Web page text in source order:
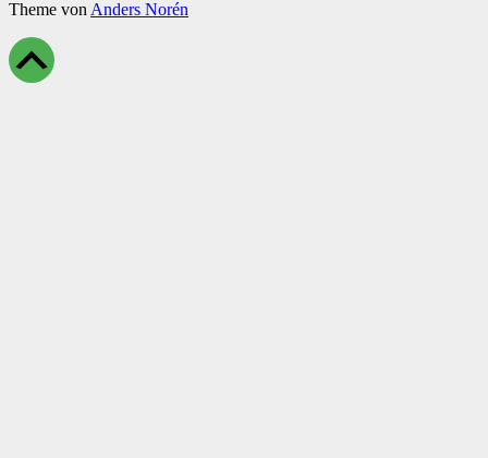
Theme von Anders Norén
Scroll